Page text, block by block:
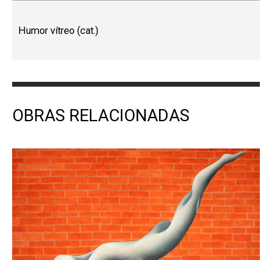
Humor vítreo (cat.)
OBRAS RELACIONADAS